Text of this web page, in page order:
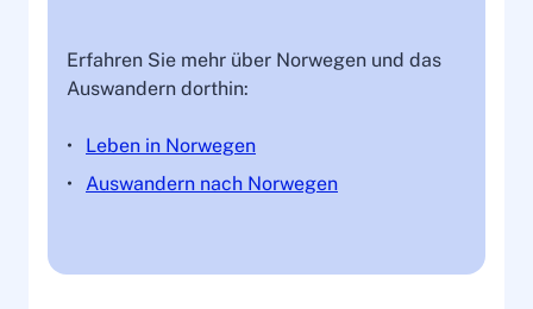
Erfahren Sie mehr über Norwegen und das
Auswandern dorthin:
Leben in Norwegen
Auswandern nach Norwegen